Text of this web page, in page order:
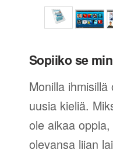
Sopiiko se
Monilla
uusia kieliä.
ole aikaa
olevansa liian